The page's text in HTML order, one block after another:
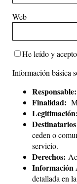
Web
He leído y
Información básica
Responsable:
Finalidad:
Legitimación:
ceden o
servicio.
Derechos:
Información
detallada en la